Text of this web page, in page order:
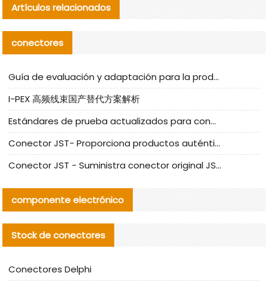
Artículos relacionados
conectores
Guía de evaluación y adaptación para la producción en serie de componentes de cables nacionales para CNC Tech
I-PEX 高频线束国产替代方案解析
Estándares de prueba actualizados para conectores nacionales bajo la referencia de CLIFF
Conector JST- Proporciona productos auténticos y alternativos del conector JST NSHR-02V-S
Conector JST - Suministra conector original JST GHR-09V-S | productos alternativos
componente electrónico
Stock de conectores
Conectores Delphi